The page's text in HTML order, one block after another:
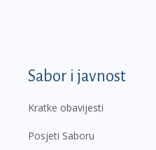
Sabor i javnost
Kratke obavijesti
Posjeti Saboru